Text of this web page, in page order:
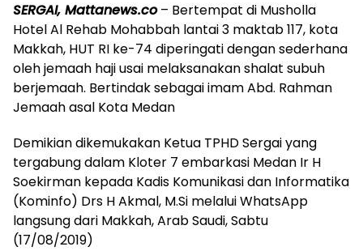
SERGAI, Mattanews.co– Bertempat di Musholla
Hotel Al Rehab Mohabbah lantai 3 maktab 117, kota
Makkah, HUT RI ke-74 diperingati dengan sederhana
oleh jemaah haji usai melaksanakan shalat subuh
berjemaah. Bertindak sebagai imam Abd. Rahman
Jemaah asal Kota Medan
Demikian dikemukakan Ketua TPHD Sergai yang
tergabung dalam Kloter 7 embarkasi Medan Ir H
Soekirman kepada Kadis Komunikasi dan Informatika
(Kominfo) Drs H Akmal, M.Si melalui WhatsApp
langsung dari Makkah, Arab Saudi, Sabtu
(17/08/2019)